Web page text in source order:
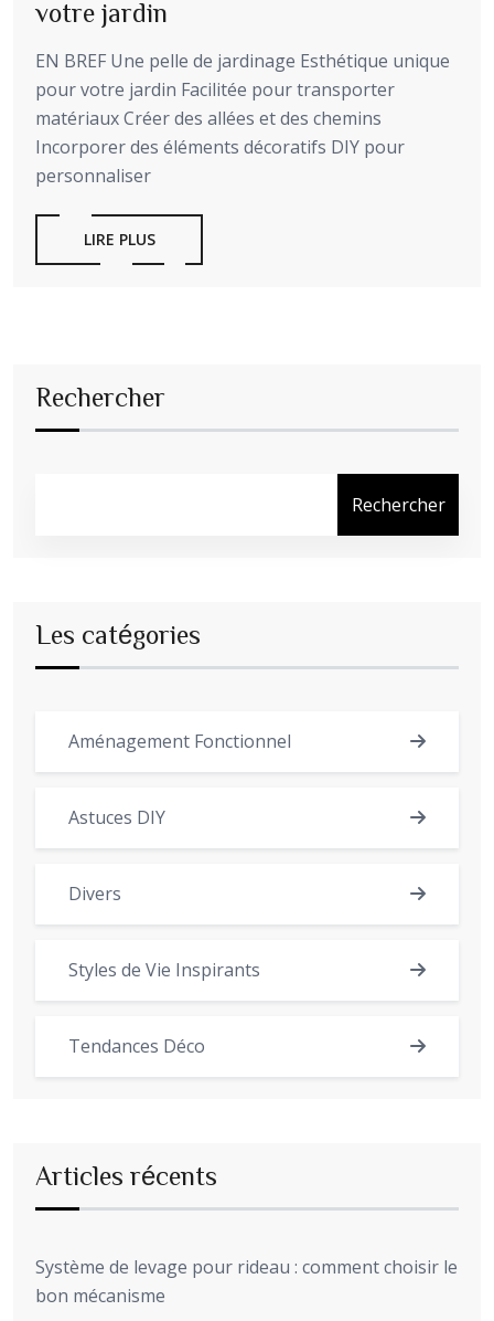
votre jardin
EN BREF Une pelle de jardinage Esthétique unique
pour votre jardin Facilitée pour transporter
matériaux Créer des allées et des chemins
Incorporer des éléments décoratifs DIY pour
personnaliser
LIRE PLUS
Rechercher
Rechercher
Les catégories
Aménagement Fonctionnel
Astuces DIY
Divers
Styles de Vie Inspirants
Tendances Déco
Articles récents
Système de levage pour rideau : comment choisir le
bon mécanisme